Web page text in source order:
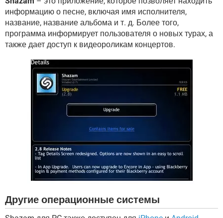
ВИДЕО GOOGLE
YANDEX
информацию о песне, включая имя исполнителя,
название, название альбома и т. д. Более того,
программа информирует пользователя о новых турах, а
также дает доступ к видеороликам концертов.
Другие операционные системы